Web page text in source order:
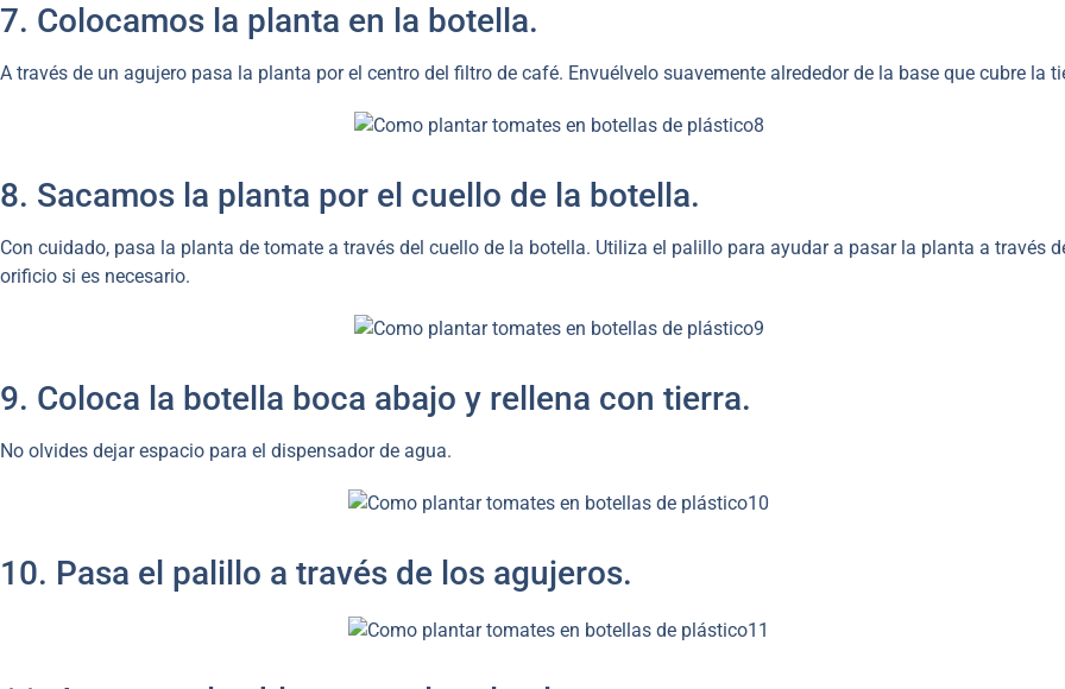
7. Colocamos la planta en la botella.
A través de un agujero pasa la planta por el centro del filtro de café. Envuélvelo suavemente alrededor de la base que cubre la
8. Sacamos la planta por el cuello de la botella.
Con cuidado, pasa la planta de tomate a través del cuello de la botella. Utiliza el palillo para ayudar a pasar la planta a través
orificio si es necesario.
9. Coloca la botella boca abajo y rellena con tierra.
No olvides dejar espacio para el dispensador de agua.
10. Pasa el palillo a través de los agujeros.